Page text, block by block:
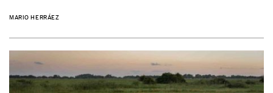
MARIO HERRÁEZ